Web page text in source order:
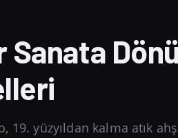
19. yüzyıldan kalma atık